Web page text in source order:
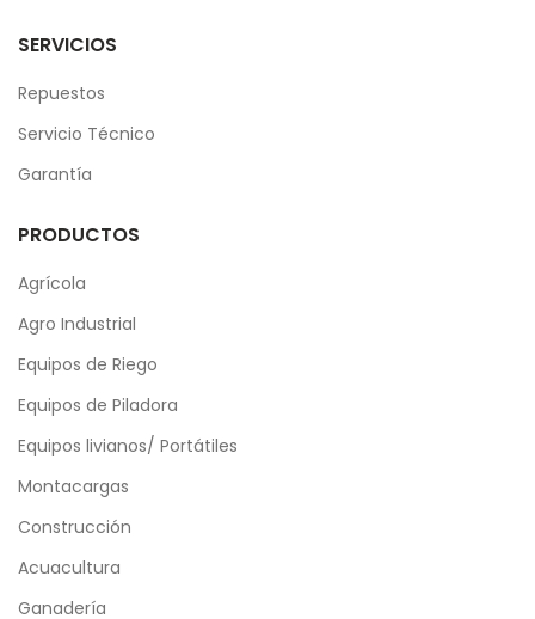
SERVICIOS
Repuestos
Servicio Técnico
Garantía
PRODUCTOS
Agrícola
Agro Industrial
Equipos de Riego
Equipos de Piladora
Equipos livianos/ Portátiles
Montacargas
Construcción
Acuacultura
Ganadería